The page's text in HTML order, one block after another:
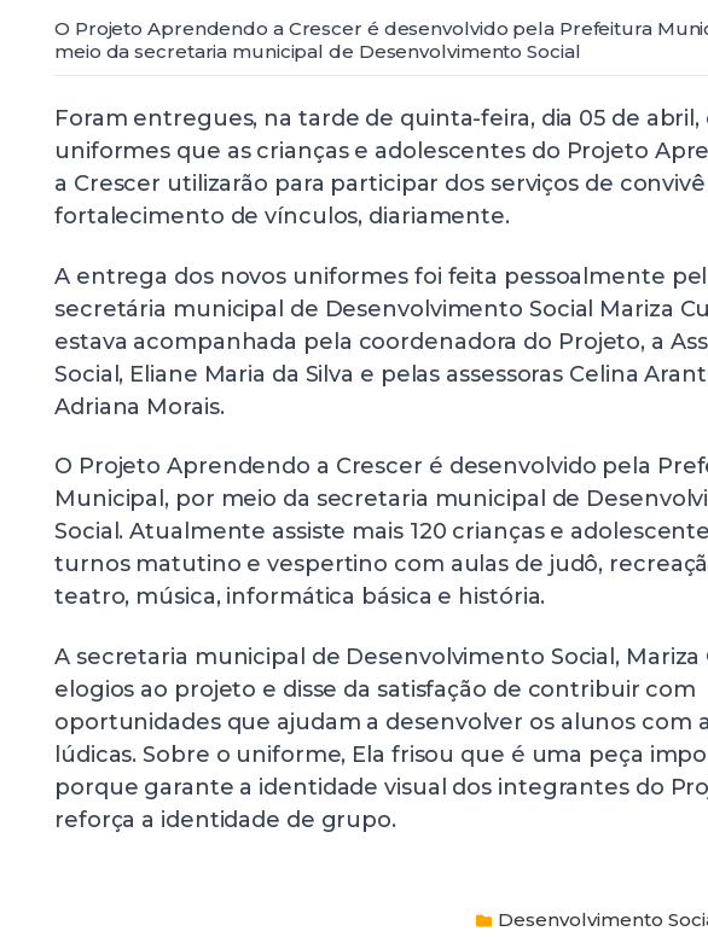
O Projeto Aprendendo a Crescer é desenvolvido pela Prefeitura
meio da secretaria municipal de Desenvolvimento Social
Foram entregues, na tarde de quinta-feira, dia 05 de abril,
uniformes que as crianças e adolescentes do Projeto
a Crescer utilizarão para participar dos serviços de
fortalecimento de vínculos, diariamente.
A entrega dos novos uniformes foi feita pessoalmente
secretária municipal de Desenvolvimento Social Mariza
estava acompanhada pela coordenadora do Projeto, a
Social, Eliane Maria da Silva e pelas assessoras Celina
Adriana Morais.
O Projeto Aprendendo a Crescer é desenvolvido pela
Municipal, por meio da secretaria municipal de
Social. Atualmente assiste mais 120 crianças e
turnos matutino e vespertino com aulas de judô,
teatro, música, informática básica e história.
A secretaria municipal de Desenvolvimento Social, Mariza
elogios ao projeto e disse da satisfação de contribuir com
oportunidades que ajudam a desenvolver os alunos com
lúdicas. Sobre o uniforme, Ela frisou que é uma peça
porque garante a identidade visual dos integrantes do
reforça a identidade de grupo.
Desenvolvimento